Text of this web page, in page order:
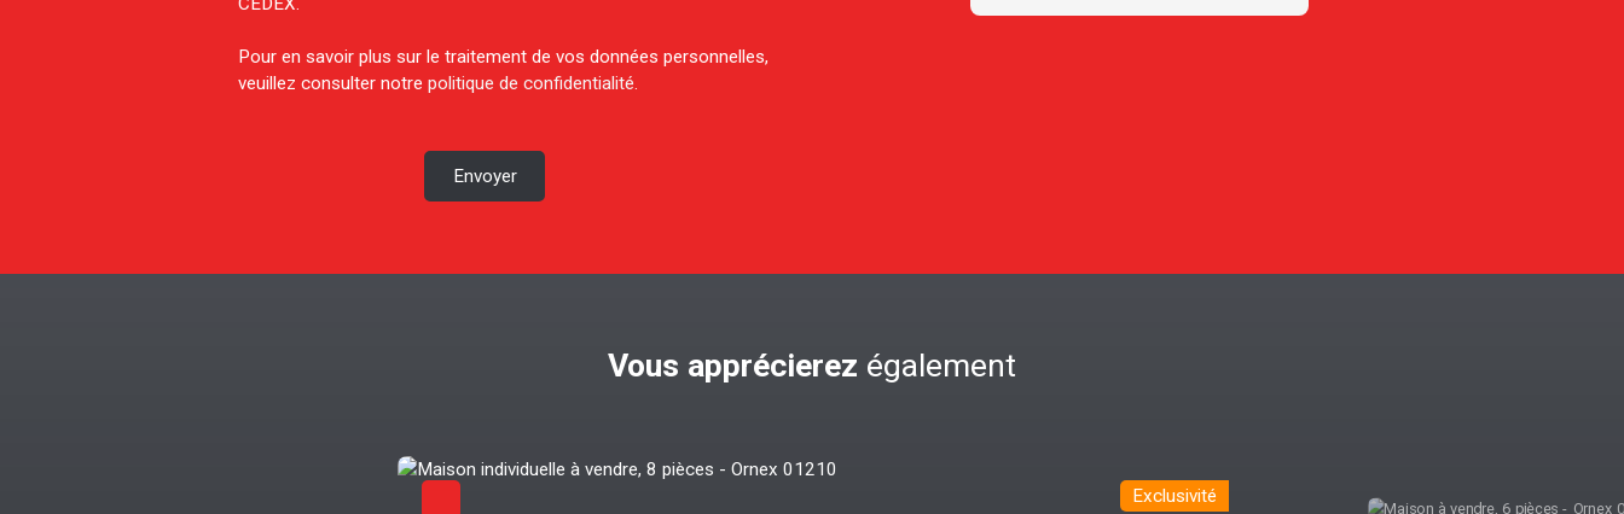
Pour en savoir plus sur le traitement de vos données personnelles,
veuillez consulter notre politique de confidentialité.
Envoyer
Vous apprécierez également
Coup de cœur